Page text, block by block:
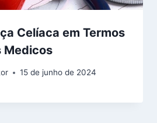
Celíaca em Termos
Medicos
15 de junho de 2024